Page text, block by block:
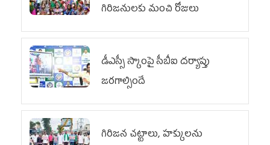
గిరిజనులకు మంచి రోజులు
డీఎస్సీ స్కాంపై సీబీఐ దర్యాప్తు
జరగాల్సిందే
గిరిజన చట్టాలు, హక్కులను